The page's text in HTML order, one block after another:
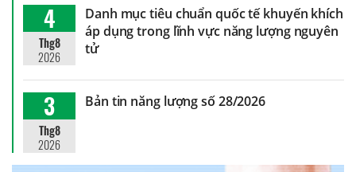
4
Thg8
2026
Danh mục tiêu chuẩn quốc tế khuyến khích
áp dụng trong lĩnh vực năng lượng nguyên
tử
3
Thg8
2026
Bản tin năng lượng số 28/2026